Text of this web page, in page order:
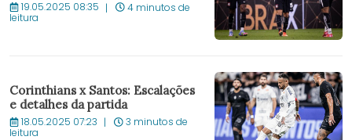
19.05.2025 08:35 4 minutos de
leitura
Corinthians x Santos: Escalações
e detalhes da partida
18.05.2025 07:23 3 minutos de
leitura